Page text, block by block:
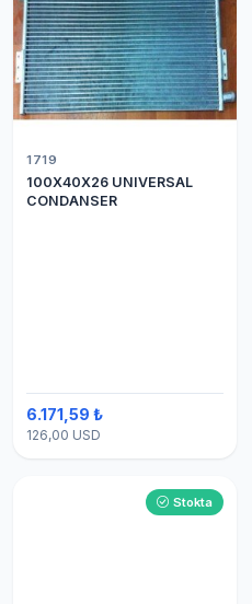
1719
100X40X26 UNIVERSAL
CONDANSER
6.171,59 ₺
126,00 USD
Stokta